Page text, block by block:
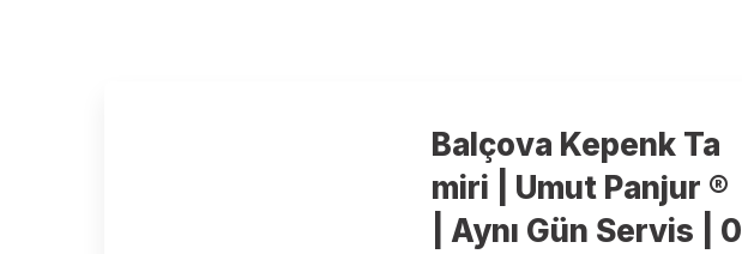
Balçova Kepenk Ta
miri | Umut Panjur ®
| Aynı Gün Servis | 0